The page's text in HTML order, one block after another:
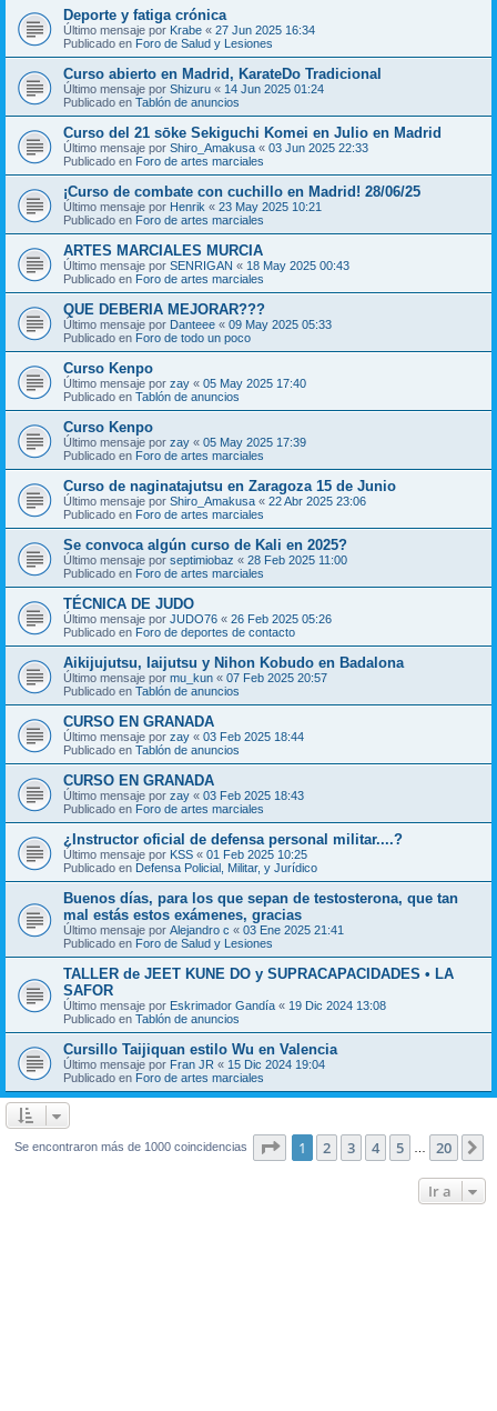
Deporte y fatiga crónica
Último mensaje por Krabe « 27 Jun 2025 16:34
Publicado en Foro de Salud y Lesiones
Curso abierto en Madrid, KarateDo Tradicional
Último mensaje por Shizuru « 14 Jun 2025 01:24
Publicado en Tablón de anuncios
Curso del 21 sōke Sekiguchi Komei en Julio en Madrid
Último mensaje por Shiro_Amakusa « 03 Jun 2025 22:33
Publicado en Foro de artes marciales
¡Curso de combate con cuchillo en Madrid! 28/06/25
Último mensaje por Henrik « 23 May 2025 10:21
Publicado en Foro de artes marciales
ARTES MARCIALES MURCIA
Último mensaje por SENRIGAN « 18 May 2025 00:43
Publicado en Foro de artes marciales
QUE DEBERIA MEJORAR???
Último mensaje por Danteee « 09 May 2025 05:33
Publicado en Foro de todo un poco
Curso Kenpo
Último mensaje por zay « 05 May 2025 17:40
Publicado en Tablón de anuncios
Curso Kenpo
Último mensaje por zay « 05 May 2025 17:39
Publicado en Foro de artes marciales
Curso de naginatajutsu en Zaragoza 15 de Junio
Último mensaje por Shiro_Amakusa « 22 Abr 2025 23:06
Publicado en Foro de artes marciales
Se convoca algún curso de Kali en 2025?
Último mensaje por septimiobaz « 28 Feb 2025 11:00
Publicado en Foro de artes marciales
TÉCNICA DE JUDO
Último mensaje por JUDO76 « 26 Feb 2025 05:26
Publicado en Foro de deportes de contacto
Aikijujutsu, Iaijutsu y Nihon Kobudo en Badalona
Último mensaje por mu_kun « 07 Feb 2025 20:57
Publicado en Tablón de anuncios
CURSO EN GRANADA
Último mensaje por zay « 03 Feb 2025 18:44
Publicado en Tablón de anuncios
CURSO EN GRANADA
Último mensaje por zay « 03 Feb 2025 18:43
Publicado en Foro de artes marciales
¿Instructor oficial de defensa personal militar....?
Último mensaje por KSS « 01 Feb 2025 10:25
Publicado en Defensa Policial, Militar, y Jurídico
Buenos días, para los que sepan de testosterona, que tan
mal estás estos exámenes, gracias
Último mensaje por Alejandro c « 03 Ene 2025 21:41
Publicado en Foro de Salud y Lesiones
TALLER de JEET KUNE DO y SUPRACAPACIDADES • LA
SAFOR
Último mensaje por Eskrimador Gandía « 19 Dic 2024 13:08
Publicado en Tablón de anuncios
Cursillo Taijiquan estilo Wu en Valencia
Último mensaje por Fran JR « 15 Dic 2024 19:04
Publicado en Foro de artes marciales
Se encontraron más de 1000 coincidencias Página de 20
1 2 3 4 5 20
Ir a